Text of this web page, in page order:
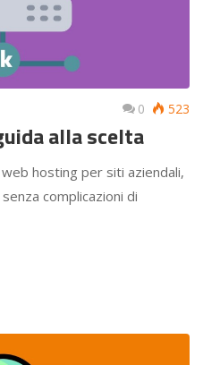
0 523
alla scelta
hosting per siti aziendali,
complicazioni di